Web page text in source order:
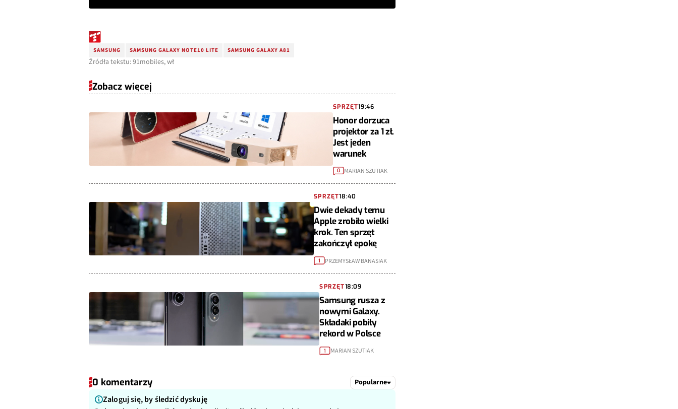
SAMSUNG SAMSUNG GALAXY NOTE10 LITE SAMSUNG GALAXY A81
Źródła tekstu: 91mobiles, wł
Zobacz więcej
SPRZĘT19:46
Honor dorzuca
projektor za 1 zł.
Jest jeden
warunek
0 MARIAN SZUTIAK
SPRZĘT18:40
Dwie dekady temu
Apple zrobiło wielki
krok. Ten sprzęt
zakończył epokę
1 PRZEMYSŁAW BANASIAK
SPRZĘT18:09
Samsung rusza z
nowymi Galaxy.
Składaki pobiły
rekord w Polsce
1 MARIAN SZUTIAK
0 komentarzy Popularne
Zaloguj się, by śledzić dyskuję